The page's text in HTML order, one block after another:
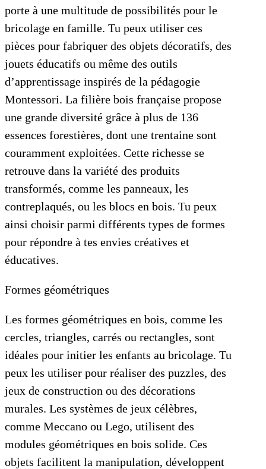
porte à une multitude de possibilités pour le
bricolage en famille. Tu peux utiliser ces
pièces pour fabriquer des objets décoratifs, des
jouets éducatifs ou même des outils
d’apprentissage inspirés de la pédagogie
Montessori. La filière bois française propose
une grande diversité grâce à plus de 136
essences forestières, dont une trentaine sont
couramment exploitées. Cette richesse se
retrouve dans la variété des produits
transformés, comme les panneaux, les
contreplaqués, ou les blocs en bois. Tu peux
ainsi choisir parmi différents types de formes
pour répondre à tes envies créatives et
éducatives.
Formes géométriques
Les formes géométriques en bois, comme les
cercles, triangles, carrés ou rectangles, sont
idéales pour initier les enfants au bricolage. Tu
peux les utiliser pour réaliser des puzzles, des
jeux de construction ou des décorations
murales. Les systèmes de jeux célèbres,
comme Meccano ou Lego, utilisent des
modules géométriques en bois solide. Ces
objets facilitent la manipulation, développent